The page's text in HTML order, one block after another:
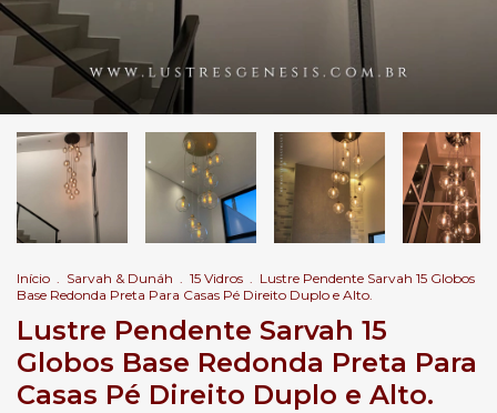
Início . Sarvah & Dunáh . 15 Vidros . Lustre Pendente Sarvah 15 Globos
Base Redonda Preta Para Casas Pé Direito Duplo e Alto.
Lustre Pendente Sarvah 15
Globos Base Redonda Preta Para
Casas Pé Direito Duplo e Alto.